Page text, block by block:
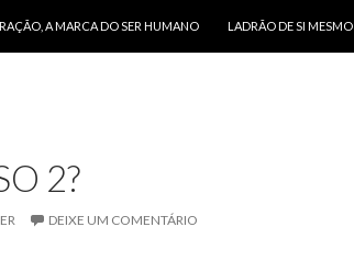
A MARCA DO SER HUMANO LADRÃO DE SI MESMO
2?
DEIXE UM COMENTÁRIO